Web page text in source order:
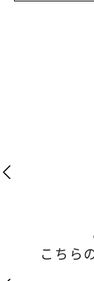
こちら